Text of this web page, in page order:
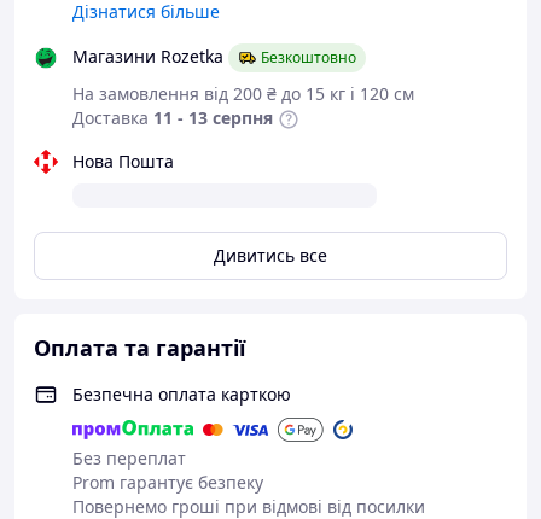
Дізнатися більше
Магазини Rozetka
Безкоштовно
На замовлення від 200 ₴ до 15 кг і 120 см
Доставка 11 - 13 серпня
Нова Пошта
Дивитись все
Оплата та гарантії
Безпечна оплата карткою
Без переплат
Prom гарантує безпеку
Повернемо гроші при відмові від посилки